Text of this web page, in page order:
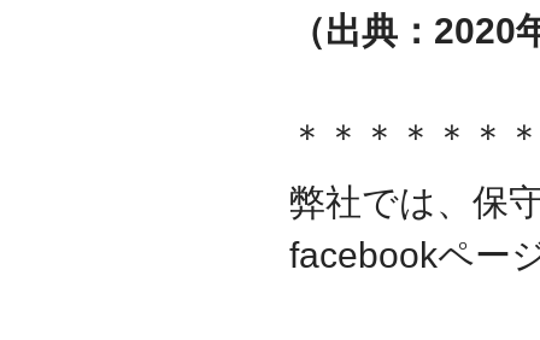
（出典：
＊＊＊＊＊＊
弊社では、保
facebookペー